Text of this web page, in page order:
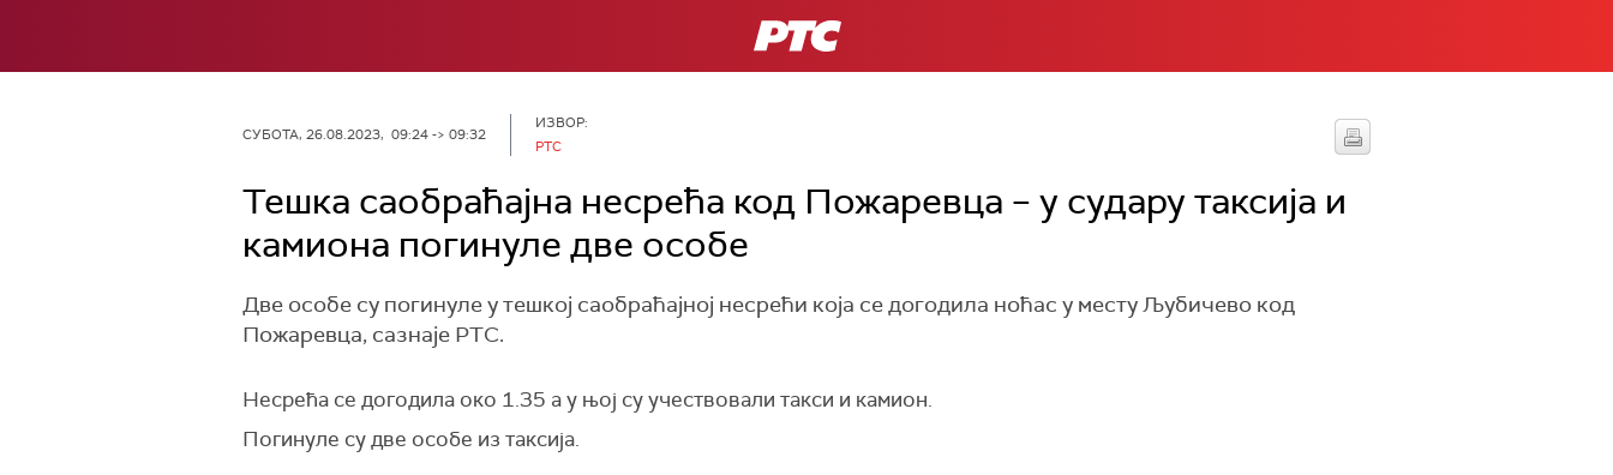
РТС
СУБОТА, 26.08.2023, 09:24 -> 09:32
ИЗВОР:
РТС
Тешка саобраћајна несрећа код Пожаревца – у судару таксија и
камиона погинуле две особе
Две особе су погинуле у тешкој саобраћајној несрећи која се догодила ноћас у месту Љубичево код
Пожаревца, сазнаје РТС.
Несрећа се догодила око 1.35 а у њој су учествовали такси и камион.
Погинуле су две особе из таксија.